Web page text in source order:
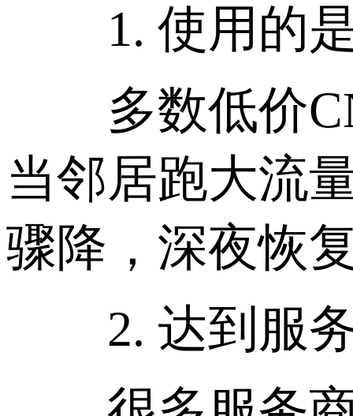
1. 使用的是
多数低价
当邻居跑大流
骤降，深夜恢
2. 达到服务